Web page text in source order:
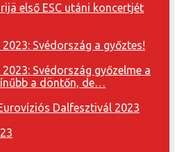
első ESC utáni koncertjét
Svédország a győztes!
Svédország győzelme a
a döntőn, de…
Dalfesztivál 2023